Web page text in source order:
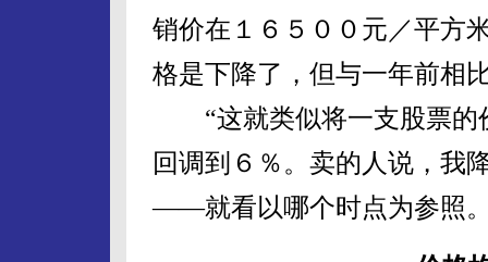
销价在１６５００元／平方
格是下降了，但与一年前相
“这就类似将一支股票的
回调到６％。卖的人说，我
——就看以哪个时点为参照